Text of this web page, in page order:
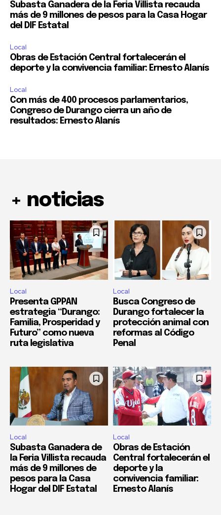
Subasta Ganadera de la Feria Villista recauda
más de 9 millones de pesos para la Casa Hogar
del DIF Estatal
Local
Obras de Estación Central fortalecerán el
deporte y la convivencia familiar: Ernesto Alanís
Local
Con más de 400 procesos parlamentarios,
Congreso de Durango cierra un año de
resultados: Ernesto Alanís
+ noticias
Local
Presenta GPPAN
estrategia “Durango:
Familia, Prosperidad y
Futuro” como nueva
ruta legislativa
Local
Busca Congreso de
Durango fortalecer la
protección animal con
reformas al Código
Penal
Local
Subasta Ganadera de
la Feria Villista recauda
más de 9 millones de
pesos para la Casa
Hogar del DIF Estatal
Local
Obras de Estación
Central fortalecerán el
deporte y la
convivencia familiar:
Ernesto Alanís